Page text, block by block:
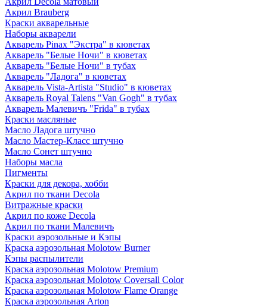
Акрил Brauberg
Краски акварельные
Наборы акварели
Акварель Pinax "Экстра" в кюветах
Акварель "Белые Ночи" в кюветах
Акварель "Белые Ночи" в тубах
Акварель "Ладога" в кюветах
Акварель Vista-Artista "Studio" в кюветах
Акварель Royal Talens "Van Gogh" в тубах
Акварель Малевичъ "Frida" в тубах
Краски масляные
Масло Ладога штучно
Масло Мастер-Класс штучно
Масло Сонет штучно
Наборы масла
Пигменты
Краски для декора, хобби
Акрил по ткани Decola
Витражные краски
Акрил по коже Decola
Акрил по ткани Малевичъ
Краски аэрозольные и Кэпы
Краска аэрозольная Molotow Burner
Кэпы распылители
Краска аэрозольная Molotow Premium
Краска аэрозольная Molotow Coversall Color
Краска аэрозольная Molotow Flame Orange
Краска аэрозольная Arton